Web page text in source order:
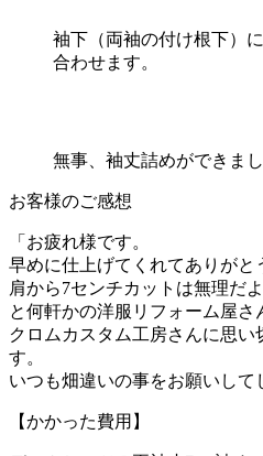
袖下（両袖の付け根下）
合わせます。
無事、袖丈詰めができまし
お客様のご感想
「お疲れ様です。
早めに仕上げてくれてありがと
肩から7センチカットは無理だ
と何軒かの洋服リフォーム屋
クロムカスタム工房さんに思
す。
いつも畑違いの事をお願いして
【かかった費用】